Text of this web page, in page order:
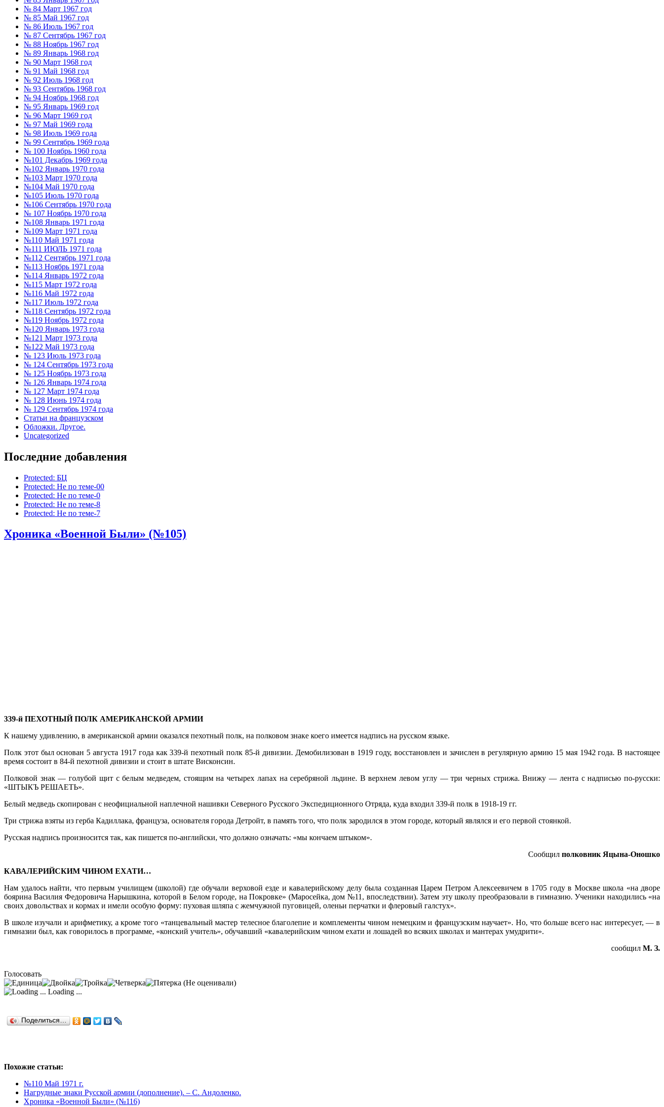
№ 84 Март 1967 год
№ 85 Май 1967 год
№ 86 Июль 1967 год
№ 87 Сентябрь 1967 год
№ 88 Ноябрь 1967 год
№ 89 Январь 1968 год
№ 90 Март 1968 год
№ 91 Май 1968 год
№ 92 Июль 1968 год
№ 93 Сентябрь 1968 год
№ 94 Ноябрь 1968 год
№ 95 Январь 1969 год
№ 96 Март 1969 год
№ 97 Май 1969 года
№ 98 Июль 1969 года
№ 99 Сентябрь 1969 года
№ 100 Ноябрь 1960 года
№101 Декабрь 1969 года
№102 Январь 1970 года
№103 Март 1970 года
№104 Май 1970 года
№105 Июль 1970 года
№106 Сентябрь 1970 года
№ 107 Ноябрь 1970 года
№108 Январь 1971 года
№109 Март 1971 года
№110 Май 1971 года
№111 ИЮЛЬ 1971 года
№112 Сентябрь 1971 года
№113 Ноябрь 1971 года
№114 Январь 1972 года
№115 Март 1972 года
№116 Май 1972 года
№117 Июль 1972 года
№118 Сентябрь 1972 года
№119 Ноябрь 1972 года
№120 Январь 1973 года
№121 Март 1973 года
№122 Май 1973 года
№ 123 Июль 1973 года
№ 124 Сентябрь 1973 года
№ 125 Ноябрь 1973 года
№ 126 Январь 1974 года
№ 127 Март 1974 года
№ 128 Июнь 1974 года
№ 129 Сентябрь 1974 года
Статьи на французском
Обложки. Другое.
Uncategorized
Последние добавления
Protected: БЦ
Protected: Не по теме-00
Protected: Не по теме-0
Protected: Не по теме-8
Protected: Не по теме-7
Хроника «Военной Были» (№105)
339-й ПЕХОТНЫЙ ПОЛК АМЕРИКАНСКОЙ АРМИИ
К нашему удивлению, в американской ар­мии оказался пехотный полк, на полковом зна­ке коего имеется надпись на русском языке.
Полк этот был основан 5 августа 1917 года как 339-й пехотный полк 85-й дивизии. Демоби­лизован в 1919 году, восстановлен и зачислен в регулярную армию 15 мая 1942 года. В настоя­щее
время состоит в 84-й пехотной дивизии и стоит в штате Висконсин.
Полковой знак — голубой щит с белым мед­ведем, стоящим на четырех лапах на серебря­ной льдине. В верхнем левом углу — три чер­ных стрижа. Внижу — лента с надписью по-русски:
«ШТЫКЪ РЕШАЕТЬ».
Белый медведь скопирован с неофициальной наплечной нашивки Северного Русского Экспе­диционного Отряда, куда входил 339-й полк в 1918-19 гг.
Три стрижа взяты из герба Кадиллака, француза, основателя города Детройт, в память того, что полк зародился в этом городе, который являлся и его первой стоянкой.
Русская надпись произносится так, как пишется по-английски, что должно означать: «мы кончаем штыком».
Сообщил полковник Яцына-Оношко
КАВАЛЕРИЙСКИМ ЧИНОМ ЕХАТИ…
Нам удалось найти, что первым училищем (школой) где обучали верховой езде и кавале­рийскому делу была созданная Царем Петром Алексеевичем в 1705 году в Москве школа «на дворе
боярина Василия Федоровича Нарышки­на, которой в Белом городе, на Покровке» (Ма­росейка, дом №11, впоследствии). Затем эту школу преобразовали в гимназию. Ученики на­ходились «на
своих довольствах и кормах и имели особую форму: пуховая шляпа с жем­чужной пуговицей, оленьи перчатки и флеро­вый галстух».
В школе изучали и арифметику, а кроме то­го «танцевальный мастер телесное благолепие и комплементы чином немецким и французским научает». Но, что больше всего нас интересу­ет, — в
гимназии был, как говорилось в про­грамме, «конский учитель», обучавший «кава­лерийским чином ехати и лошадей во всяких школах и мантерах умудрити».
сообщил М. З.
Голосовать
(Не оценивали)
Loading ...
Поделиться…
Похожие статьи:
№110 Май 1971 г.
Нагрудные знаки Русской армии (дополнение). – С. Андоленко.
Хроника «Военной Были» (№116)